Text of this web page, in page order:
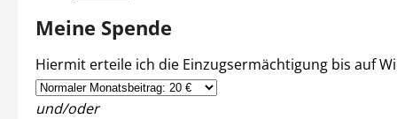
Meine Spende
Hiermit erteile ich die Einzugsermächtigung bis auf
und/oder